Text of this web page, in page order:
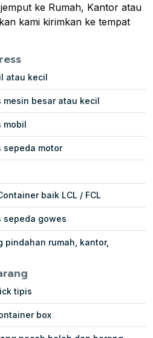
ke Rumah, Kantor atau
kami kirimkan ke tempat
atau kecil
mesin besar atau kecil
mobil
sepeda motor
baik LCL / FCL
sepeda gowes
pindahan rumah, kantor,
tipis
box